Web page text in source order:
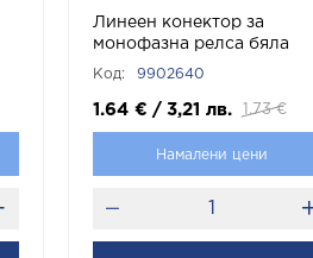
Линеен конектор за
монофазна релса бяла
APT1 Черно 9902640 VITO
Код: 9902640
1.64 € / 3,21 лв. 1.73 €
Намалени цени